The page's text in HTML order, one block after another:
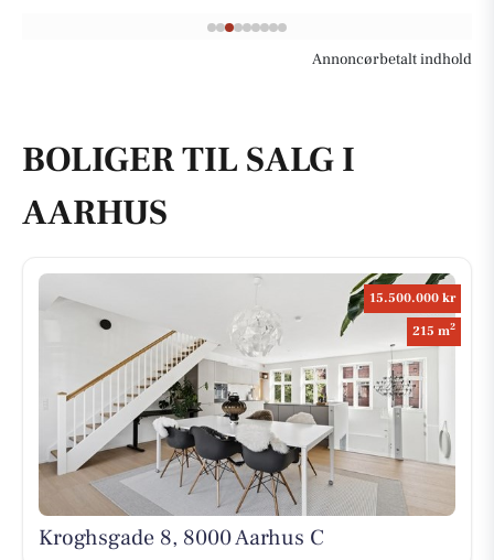
Annoncørbetalt indhold
BOLIGER TIL SALG I
AARHUS
15.500.000 kr
215 m2
Kroghsgade 8, 8000 Aarhus C